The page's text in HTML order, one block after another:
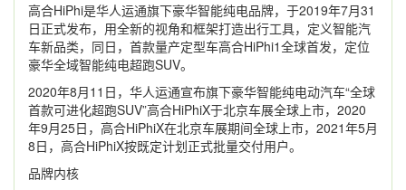
高合HiPhi是华人运通旗下豪华智能纯电品牌，于2019年7月31
日正式发布，用全新的视角和框架打造出行工具，定义智能汽
车新品类，同日，首款量产定型车高合HiPhi1全球首发，定位
豪华全域智能纯电超跑SUV。
2020年8月11日，华人运通宣布旗下豪华智能纯电动汽车“全球
首款可进化超跑SUV”高合HiPhiX于北京车展全球上市，2020
年9月25日，高合HiPhiX在北京车展期间全球上市，2021年5月
8日，高合HiPhiX按既定计划正式批量交付用户。
品牌内核